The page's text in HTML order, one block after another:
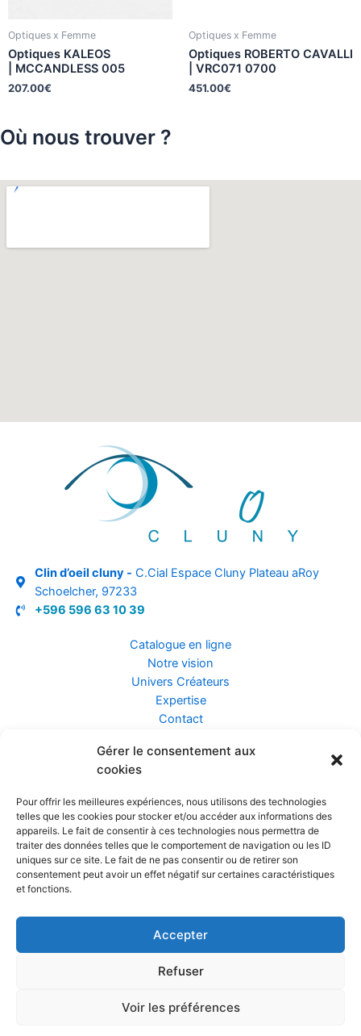
Gérer le consentement aux
cookies
Pour offrir les meilleures expériences, nous utilisons des technologies
telles que les cookies pour stocker et/ou accéder aux informations des
appareils. Le fait de consentir à ces technologies nous permettra de
traiter des données telles que le comportement de navigation ou les ID
uniques sur ce site. Le fait de ne pas consentir ou de retirer son
consentement peut avoir un effet négatif sur certaines caractéristiques
et fonctions.
Accepter
Refuser
Voir les préférences
Optiques x Femme
Optiques KALEOS
| MCCANDLESS 005
207.00€
Optiques x Femme
Optiques ROBERTO CAVALLI
| VRC071 0700
451.00€
Où nous trouver ?
Clin d’oeil cluny - C.Cial Espace Cluny Plateau aRoy
Schoelcher, 97233
+596 596 63 10 39
Catalogue en ligne
Notre vision
Univers Créateurs
Expertise
Contact
Assurance ZEN
Confidentialité et Données
Conditions Générales de Vente